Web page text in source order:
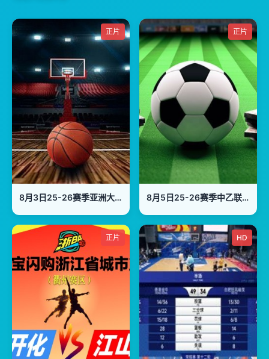
正片
8月3日25-26赛季亚洲大学生篮球联赛 香港中文大学VS延世大学
正片
8月5日25-26赛季中乙联赛 湖北青年星VS江西庐山
正片 HD